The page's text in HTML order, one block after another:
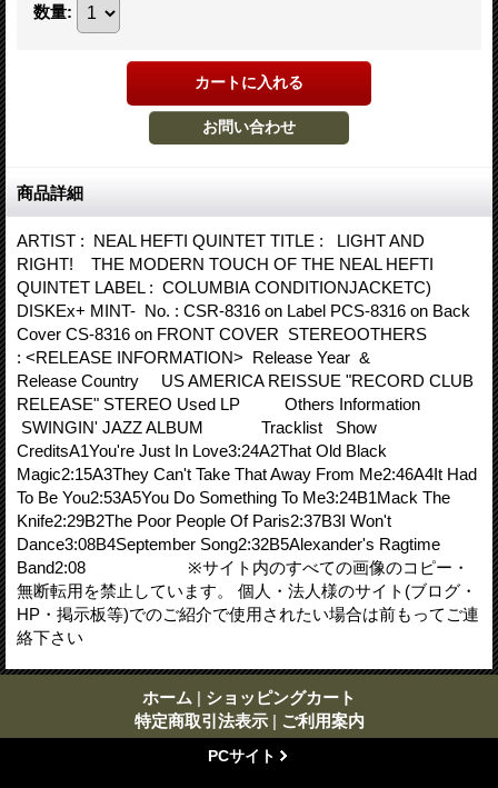
数量:
商品詳細
ARTIST : NEAL HEFTI QUINTET TITLE : LIGHT AND
RIGHT! THE MODERN TOUCH OF THE NEAL HEFTI
QUINTET LABEL : COLUMBIA CONDITIONJACKETC)
DISKEx+ MINT- No. : CSR-8316 on Label PCS-8316 on Back
Cover CS-8316 on FRONT COVER STEREOOTHERS
: <RELEASE INFORMATION> Release Year &
Release Country US AMERICA REISSUE "RECORD CLUB
RELEASE" STEREO Used LP Others Information
SWINGIN' JAZZ ALBUM Tracklist Show
CreditsA1You're Just In Love3:24A2That Old Black
Magic2:15A3They Can't Take That Away From Me2:46A4It Had
To Be You2:53A5You Do Something To Me3:24B1Mack The
Knife2:29B2The Poor People Of Paris2:37B3I Won't
Dance3:08B4September Song2:32B5Alexander's Ragtime
Band2:08 ※サイト内のすべての画像のコピー・
無断転用を禁止しています。 個人・法人様のサイト(ブログ・
HP・掲示板等)でのご紹介で使用されたい場合は前もってご連
絡下さい
ホーム | ショッピングカート
特定商取引法表示 | ご利用案内
PCサイト